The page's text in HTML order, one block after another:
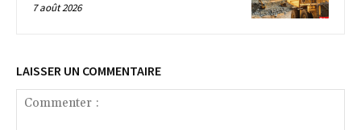
7 août 2026
LAISSER UN COMMENTAIRE